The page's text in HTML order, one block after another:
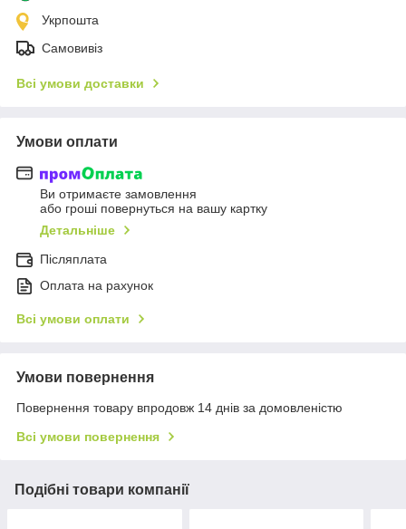
Укрпошта
Самовивіз
Всі умови доставки
Умови оплати
Ви отримаєте замовлення
або гроші повернуться на вашу картку
Детальніше
Післяплата
Оплата на рахунок
Всі умови оплати
Умови повернення
Повернення товару впродовж 14 днів за домовленістю
Всі умови повернення
Подібні товари компанії